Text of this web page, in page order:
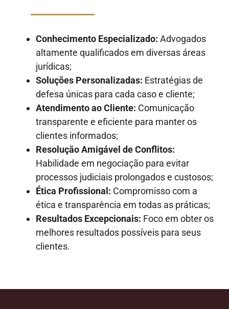
Conhecimento Especializado: Advogados
altamente qualificados em diversas áreas
jurídicas;
Soluções Personalizadas: Estratégias de
defesa únicas para cada caso e cliente;
Atendimento ao Cliente: Comunicação
transparente e eficiente para manter os
clientes informados;
Resolução Amigável de Conflitos:
Habilidade em negociação para evitar
processos judiciais prolongados e custosos;
Ética Profissional: Compromisso com a
ética e transparência em todas as práticas;
Resultados Excepcionais: Foco em obter os
melhores resultados possíveis para seus
clientes.